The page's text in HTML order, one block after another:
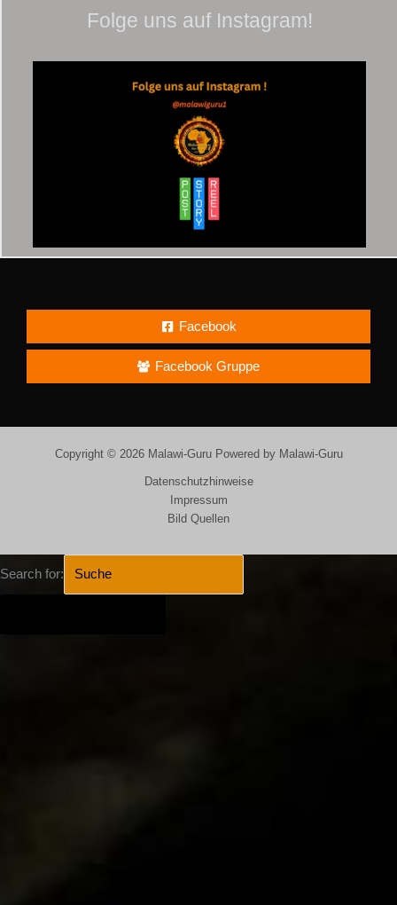
Folge uns auf Instagram!
Facebook
Facebook Gruppe
Copyright © 2026 Malawi-Guru Powered by Malawi-Guru
Datenschutzhinweise
Impressum
Bild Quellen
Search for: